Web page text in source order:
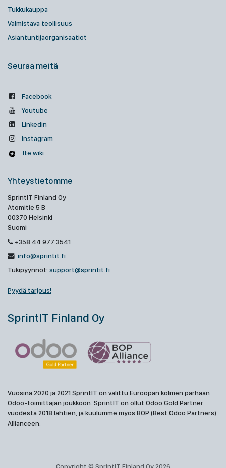
Tukkukauppa
Valmistava teollisuus
Asiantuntijaorganisaatiot
Seuraa meitä
Facebook
Youtube
Linkedin
Instagram
Ite wiki
Yhteystietomme
SprintIT Finland Oy
Atomitie 5 B
00370 Helsinki
Suomi
+358 44 977 3541
info@sprintit.fi
Tukipyynnöt: support@sprintit.fi
Pyydä tarjous!
SprintIT Finland Oy
Vuosina 2020 ja 2021 SprintIT on valittu Euroopan kolmen parhaan
Odoo-toimittajan joukkoon. SprintIT on ollut Odoo Gold Partner
vuodesta 2018 lähtien, ja kuulumme myös BOP (Best Odoo Partners)
Allianceen.
Copyright © SprintIT Finland Oy 2026